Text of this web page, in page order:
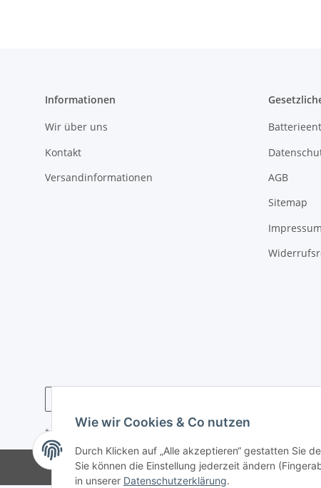
Informationen
Wir über uns
Kontakt
Versandinformationen
AGB
Sitemap
Impressum
* Alle Preise inkl. gesetzlicher USt., zzgl.
Wie wir Cookies & Co nutzen
Durch Klicken auf „Alle akzeptieren“ gestatten Sie
Sie können die Einstellung jederzeit ändern
in unserer Datenschutzerklärung.